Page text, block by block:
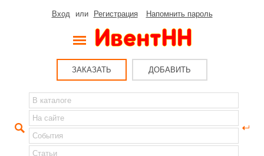
Вход или Регистрация Напомнить пароль
ЗАКАЗАТЬ ДОБАВИТЬ